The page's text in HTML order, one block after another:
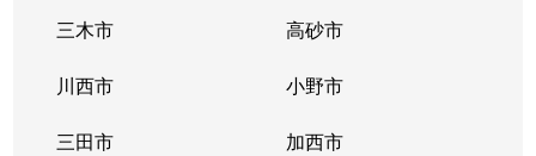
三木市 高砂市
川西市 小野市
三田市 加西市